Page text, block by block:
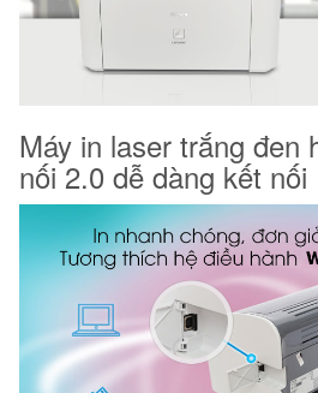
Máy in laser trắng đen
nối 2.0 dễ dàng kết nối